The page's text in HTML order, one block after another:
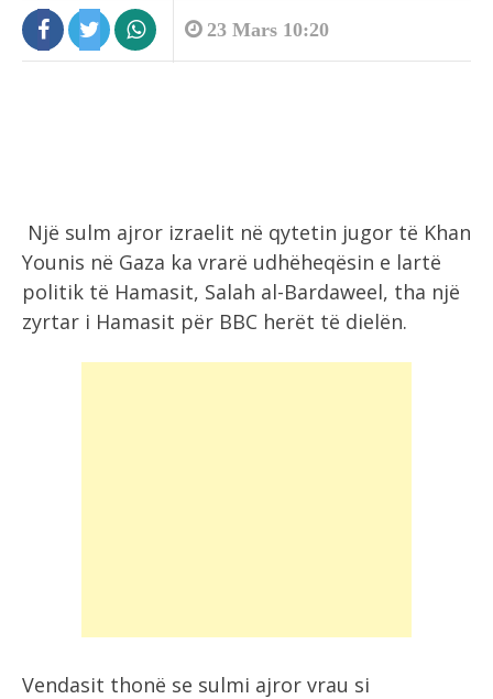
23 Mars 10:20
Një sulm ajror izraelit në qytetin jugor të Khan
Younis në Gaza ka vrarë udhëheqësin e lartë
politik të Hamasit, Salah al-Bardaweel, tha një
zyrtar i Hamasit për BBC herët të dielën.
Vendasit thonë se sulmi ajror vrau si